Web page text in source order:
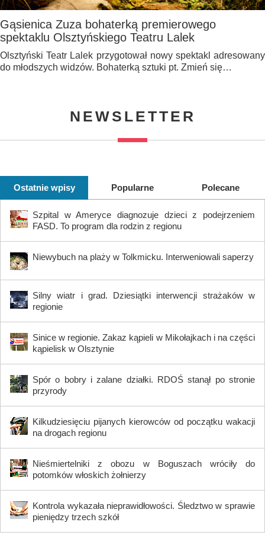
Gąsienica Zuza bohaterką premierowego
spektaklu Olsztyńskiego Teatru Lalek
Olsztyński Teatr Lalek przygotował nowy spektakl adresowany
do młodszych widzów. Bohaterką sztuki pt. Zmień się…
NEWSLETTER
Ostatnie wpisy Popularne Polecane
Szpital w Ameryce diagnozuje dzieci z podejrzeniem
FASD. To program dla rodzin z regionu
Niewybuch na plaży w Tolkmicku. Interweniowali saperzy
Silny wiatr i grad. Dziesiątki interwencji strażaków w
regionie
Sinice w regionie. Zakaz kąpieli w Mikołajkach i na części
kąpielisk w Olsztynie
Spór o bobry i zalane działki. RDOŚ stanął po stronie
przyrody
Kilkudziesięciu pijanych kierowców od początku wakacji
na drogach regionu
Nieśmiertelniki z obozu w Boguszach wróciły do
potomków włoskich żołnierzy
Kontrola wykazała nieprawidłowości. Śledztwo w sprawie
pieniędzy trzech szkół